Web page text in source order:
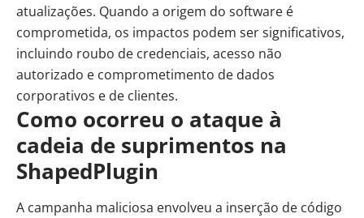
atualizações. Quando a origem do software é
comprometida, os impactos podem ser significativos,
incluindo roubo de credenciais, acesso não
autorizado e comprometimento de dados
corporativos e de clientes.
Como ocorreu o ataque à
cadeia de suprimentos na
ShapedPlugin
A campanha maliciosa envolveu a inserção de código